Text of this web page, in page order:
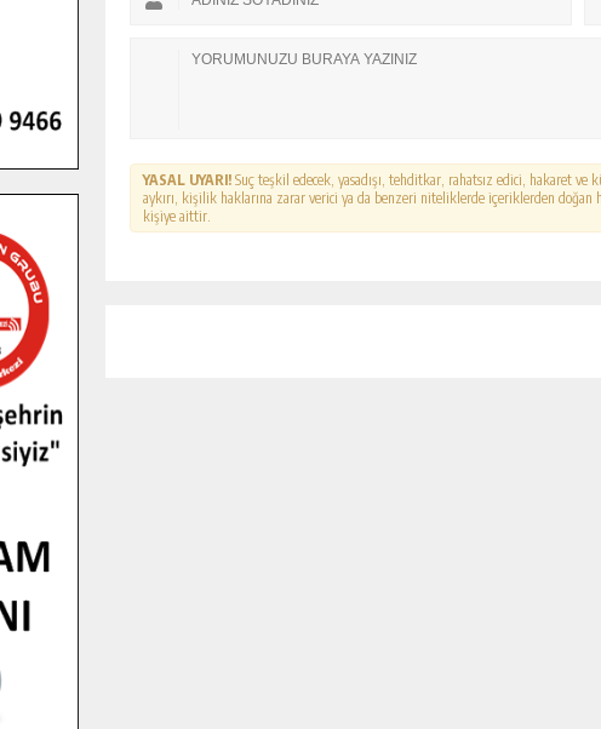
YASAL UYARI! Suç teşkil edecek, yasadışı, tehditkar, rahatsız edici, hakaret
aykırı, kişilik haklarına zarar verici ya da benzeri niteliklerde içeriklerden
kişiye aittir.